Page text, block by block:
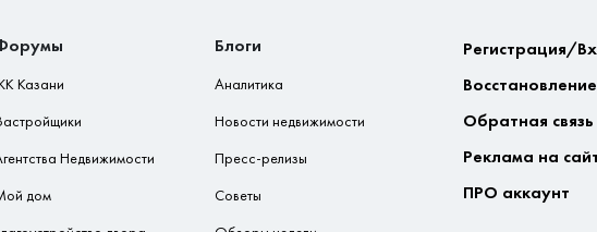
Казани
Недвижимости
дом
Блоги
Аналитика
Новости недвижимости
Пресс-релизы
Советы
Регистрация/
Обратная связь
Реклама на
ПРО аккаунт